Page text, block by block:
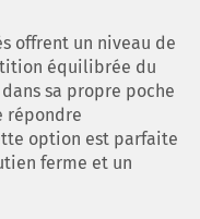
offrent un niveau de
équilibrée du
sa propre poche
répondre
option est parfaite
ferme et un